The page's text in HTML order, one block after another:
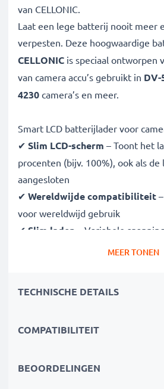
van CELLONIC.
Laat een lege batterij nooit meer
verpesten. Deze hoogwaardige
CELLONIC is speciaal ontworpen
van camera accu’s gebruikt in DV-
4230 camera’s en meer.
Smart LCD batterijlader voor
✔ Slim LCD-scherm – Toont het
procenten (bijv. 100%), ook als de
aangesloten
✔ Wereldwijde compatibiliteit
voor wereldwijd gebruik
✔ Slim laden – Variabele
levensduur van de batterij
oververhitting en kortsluiting
Compact & reisklaar
cameratas
MEER TONEN
TECHNISCHE DETAILS
COMPATIBILITEIT
BEOORDELINGEN